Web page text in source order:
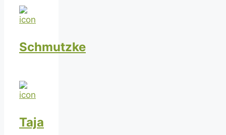
Schmutzke
Taja